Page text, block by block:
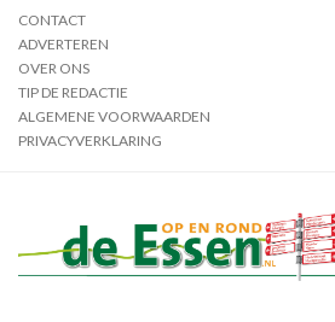
CONTACT
ADVERTEREN
OVER ONS
TIP DE REDACTIE
ALGEMENE VOORWAARDEN
PRIVACYVERKLARING